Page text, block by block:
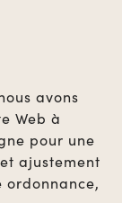
avons
Web à
pour une
ajustement
ordonnance,